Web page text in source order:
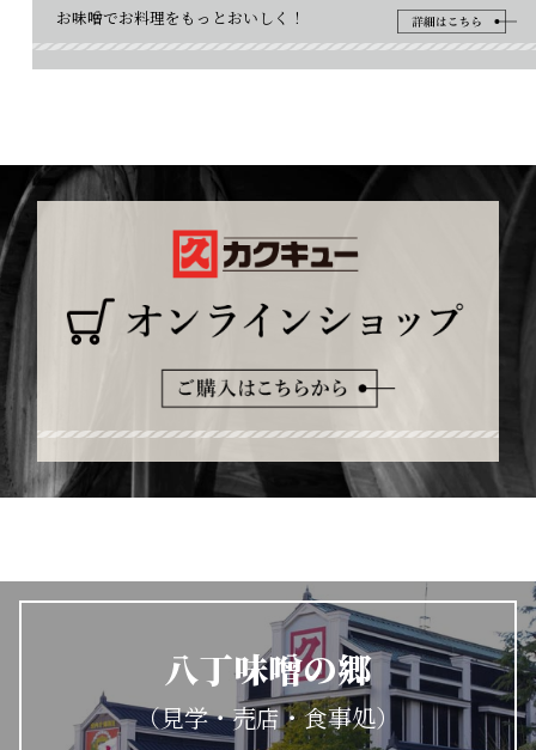
お味噌でお料理をもっとおいしく！
八丁味噌の郷
（見学・売店・食事処）